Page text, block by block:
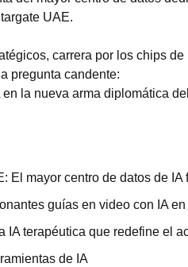
UAE.
carrera por los chips
pregunta candente:
la nueva arma diplomática
El mayor centro de datos de
guías en video con IA
IA terapéutica que redefine el
de IA